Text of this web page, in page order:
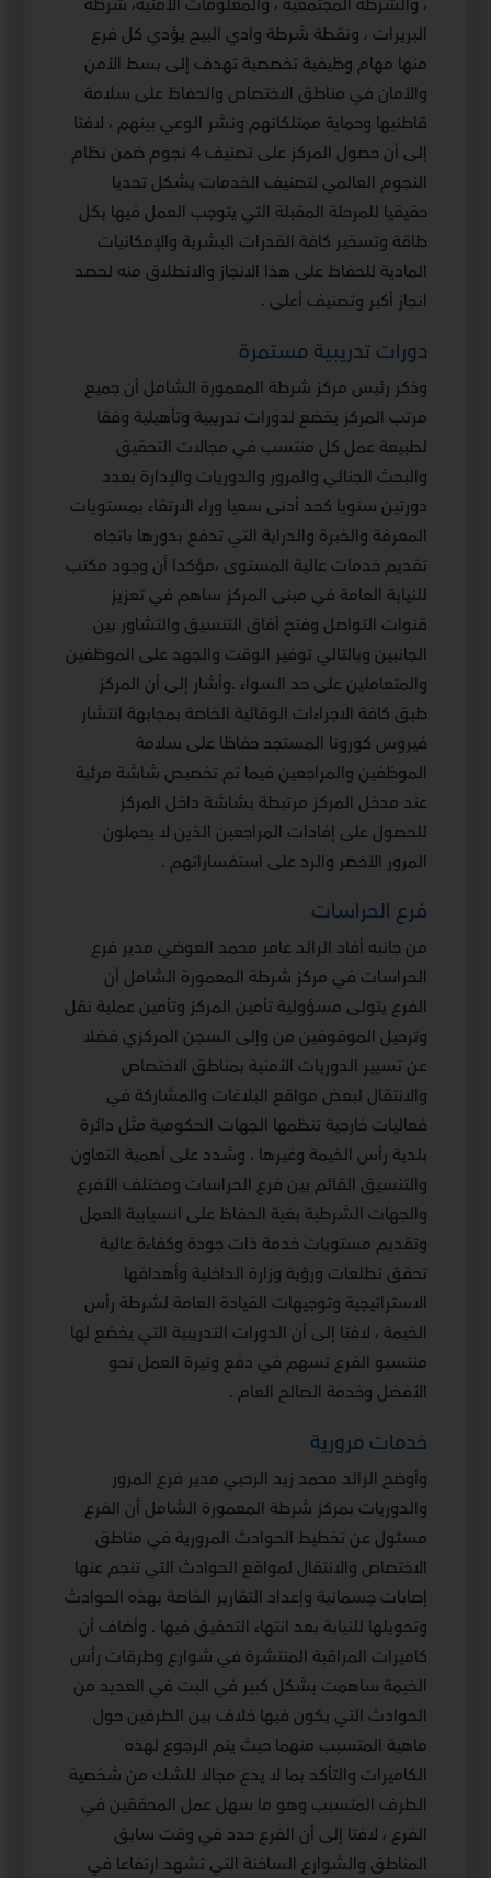
، والشرطة المجتمعية ، والمعلومات الأمنية، شرطة
البريرات ، ونقطة شرطة وادي البيح يؤدي كل فرع
منها مهام وظيفية تخصصية تهدف إلى بسط الأمن
والأمان في مناطق الاختصاص والحفاظ على سلامة
قاطنيها وحماية ممتلكاتهم ونشر الوعي بينهم ، لافتا
إلى أن حصول المركز على تصنيف 4 نجوم ضمن نظام
النجوم العالمي لتصنيف الخدمات يشكل تحديا
حقيقيا للمرحلة المقبلة التي يتوجب العمل فيها بكل
طاقة وتسخير كافة القدرات البشرية والإمكانيات
المادية للحفاظ على هذا الانجاز والانطلاق منه لحصد
انجاز أكبر وتصنيف أعلى .
دورات تدريبية مستمرة
وذكر رئيس مركز شرطة المعمورة الشامل أن جميع
مرتب المركز يخضع لدورات تدريبية وتأهيلية وفقا
لطبيعة عمل كل منتسب في مجالات التحقيق
والبحث الجنائي والمرور والدوريات والإدارة بعدد
دورتين سنويا كحد أدنى سعيا وراء الارتقاء بمستويات
المعرفة والخبرة والدراية التي تدفع بدورها باتجاه
تقديم خدمات عالية المستوى ،مؤكدا أن وجود مكتب
للنيابة العامة في مبنى المركز ساهم في تعزيز
قنوات التواصل وفتح آفاق التنسيق والتشاور بين
الجانبين وبالتالي توفير الوقت والجهد على الموظفين
والمتعاملين على حد السواء .وأشار إلى أن المركز
طبق كافة الاجراءات الوقائية الخاصة بمجابهة انتشار
فيروس كورونا المستجد حفاظا على سلامة
الموظفين والمراجعين فيما تم تخصيص شاشة مرئية
عند مدخل المركز مرتبطة بشاشة داخل المركز
للحصول على إفادات المراجعين الذين لا يحملون
المرور الأخضر والرد على استفساراتهم .
فرع الحراسات
من جانبه أفاد الرائد عامر محمد العوضي مدير فرع
الحراسات في مركز شرطة المعمورة الشامل أن
الفرع يتولى مسؤولية تأمين المركز وتأمين عملية نقل
وترحيل الموقوفين من وإلى السجن المركزي فضلا
عن تسيير الدوريات الأمنية بمناطق الاختصاص
والانتقال لبعض مواقع البلاغات والمشاركة في
فعاليات خارجية تنظمها الجهات الحكومية مثل دائرة
بلدية رأس الخيمة وغيرها . وشدد على أهمية التعاون
والتنسيق القائم بين فرع الحراسات ومختلف الأفرع
والجهات الشرطية بغية الحفاظ على انسيابية العمل
وتقديم مستويات خدمة ذات جودة وكفاءة عالية
تحقق تطلعات ورؤية وزارة الداخلية وأهدافها
الاستراتيجية وتوجيهات القيادة العامة لشرطة رأس
الخيمة ، لافتا إلى أن الدورات التدريبية التي يخضع لها
منتسبو الفرع تسهم في دفع وتيرة العمل نحو
الأفضل وخدمة الصالح العام .
خدمات مرورية
وأوضح الرائد محمد زيد الرحبي مدير فرع المرور
والدوريات بمركز شرطة المعمورة الشامل أن الفرع
مسئول عن تخطيط الحوادث المرورية في مناطق
الاختصاص والانتقال لمواقع الحوادث التي تنجم عنها
إصابات جسمانية وإعداد التقارير الخاصة بهذه الحوادث
وتحويلها للنيابة بعد انتهاء التحقيق فيها . وأضاف أن
كاميرات المراقبة المنتشرة في شوارع وطرقات رأس
الخيمة ساهمت بشكل كبير في البت في العديد من
الحوادث التي يكون فيها خلاف بين الطرفين حول
ماهية المتسبب منهما حيث يتم الرجوع لهذه
الكاميرات والتأكد بما لا يدع مجالا للشك من شخصية
الطرف المتسبب وهو ما سهل عمل المحققين في
الفرع ، لافتا إلى أن الفرع حدد في وقت سابق
المناطق والشوارع الساخنة التي تشهد ارتفاعا في